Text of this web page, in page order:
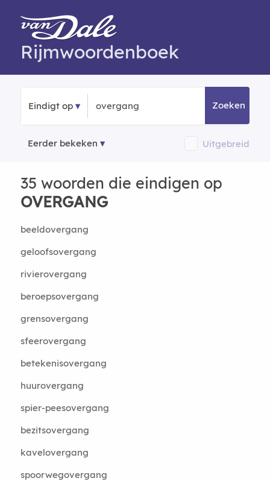
Rijmwoordenboek
Eindigt op Zoeken
Eerder bekeken Uitgebreid
35 woorden die eindigen op
OVERGANG
beeldovergang
geloofsovergang
rivierovergang
beroepsovergang
grensovergang
sfeerovergang
betekenisovergang
huurovergang
spier-peesovergang
bezitsovergang
kavelovergang
spoorwegovergang